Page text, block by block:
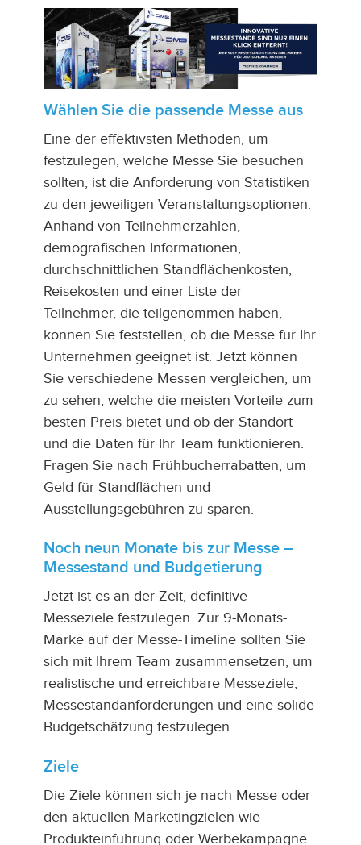
Wählen Sie die passende Messe aus
Eine der effektivsten Methoden, um
festzulegen, welche Messe Sie besuchen
sollten, ist die Anforderung von Statistiken
zu den jeweiligen Veranstaltungsoptionen.
Anhand von Teilnehmerzahlen,
demografischen Informationen,
durchschnittlichen Standflächenkosten,
Reisekosten und einer Liste der
Teilnehmer, die teilgenommen haben,
können Sie feststellen, ob die Messe für Ihr
Unternehmen geeignet ist. Jetzt können
Sie verschiedene Messen vergleichen, um
zu sehen, welche die meisten Vorteile zum
besten Preis bietet und ob der Standort
und die Daten für Ihr Team funktionieren.
Fragen Sie nach Frühbucherrabatten, um
Geld für Standflächen und
Ausstellungsgebühren zu sparen.
Noch neun Monate bis zur Messe –
Messestand und Budgetierung
Jetzt ist es an der Zeit, definitive
Messeziele festzulegen. Zur 9-Monats-
Marke auf der Messe-Timeline sollten Sie
sich mit Ihrem Team zusammensetzen, um
realistische und erreichbare Messeziele,
Messestandanforderungen und eine solide
Budgetschätzung festzulegen.
Ziele
Die Ziele können sich je nach Messe oder
den aktuellen Marketingzielen wie
Produkteinführung oder Werbekampagne